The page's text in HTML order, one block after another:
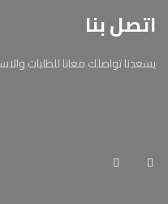
اتصل بنا
يسعدنا تواصلك معانا للطلبات